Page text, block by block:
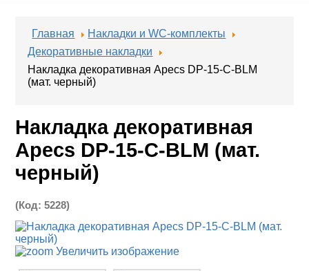
Главная
Накладки и WC-комплекты
Декоративные накладки
Накладка декоративная Apecs DP-15-C-BLM
(мат. черный)
Накладка декоративная
Apecs DP-15-C-BLM (мат.
черный)
(Код:5228)
Увеличить изображение